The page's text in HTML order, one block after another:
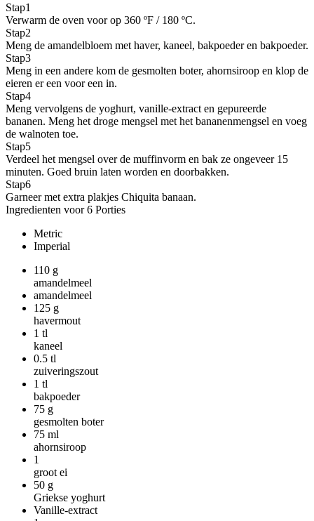
Stap1
Verwarm de oven voor op 360 ºF / 180 ºC.
Stap2
Meng de amandelbloem met haver, kaneel, bakpoeder en bakpoeder.
Stap3
Meng in een andere kom de gesmolten boter, ahornsiroop en klop de
eieren er een voor een in.
Stap4
Meng vervolgens de yoghurt, vanille-extract en gepureerde
bananen. Meng het droge mengsel met het bananenmengsel en voeg
de walnoten toe.
Stap5
Verdeel het mengsel over de muffinvorm en bak ze ongeveer 15
minuten. Goed bruin laten worden en doorbakken.
Stap6
Garneer met extra plakjes Chiquita banaan.
Ingredienten voor 6 Porties
Metric
Imperial
110 g
amandelmeel
amandelmeel
125 g
havermout
1 tl
kaneel
0.5 tl
zuiveringszout
1 tl
bakpoeder
75 g
gesmolten boter
75 ml
ahornsiroop
1
groot ei
50 g
Griekse yoghurt
Vanille-extract